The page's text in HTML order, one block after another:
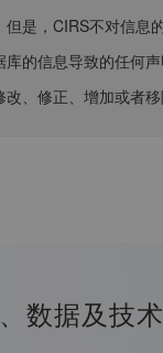
是，CIRS不对信息
的信息导致的任何
、修正、增加或者
数据及技